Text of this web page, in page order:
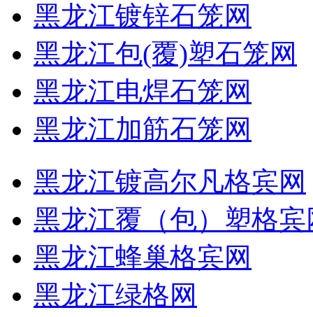
黑龙江镀锌石笼网
黑龙江包(覆)塑石笼网
黑龙江电焊石笼网
黑龙江加筋石笼网
黑龙江镀高尔凡格宾网
黑龙江覆（包）塑格宾
黑龙江蜂巢格宾网
黑龙江绿格网